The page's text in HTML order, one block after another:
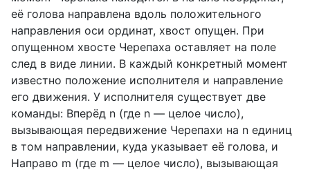
её голова направлена вдоль положительного
направления оси ординат, хвост опущен. При
опущенном хвосте Черепаха оставляет на поле
след в виде линии. В каждый конкретный момент
известно положение исполнителя и направление
его движения. У исполнителя существует две
команды: Вперёд n (где n — целое число),
вызывающая передвижение Черепахи на n единиц
в том направлении, куда указывает её голова, и
Направо m (где m — целое число), вызывающая